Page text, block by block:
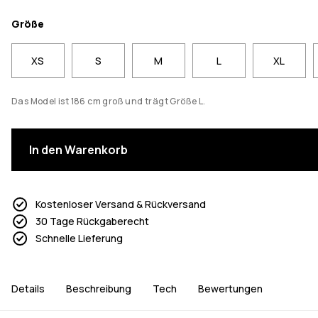
Größe
XS S M L XL
Das Model ist 186 cm groß und trägt Größe L.
In den Warenkorb
Kostenloser Versand & Rückversand
30 Tage Rückgaberecht
Schnelle Lieferung
Details Beschreibung Tech Bewertungen